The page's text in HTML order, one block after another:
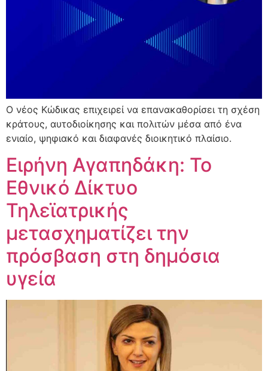
Ο νέος Κώδικας επιχειρεί να επανακαθορίσει τη σχέση
κράτους, αυτοδιοίκησης και πολιτών μέσα από ένα
ενιαίο, ψηφιακό και διαφανές διοικητικό πλαίσιο.
Ειρήνη Αγαπηδάκη: Το
Εθνικό Δίκτυο
Τηλεϊατρικής
μετασχηματίζει την
πρόσβαση στη δημόσια
υγεία